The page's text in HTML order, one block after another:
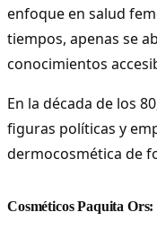
enfoque en salud
tiempos, apenas se
conocimientos
En la década de los
figuras políticas y
dermocosmética de
Cosméticos Paquita